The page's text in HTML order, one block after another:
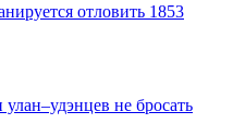
отловить 1853
не бросать